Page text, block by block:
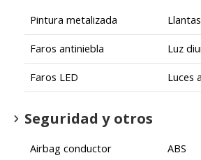
Pintura metalizada
Faros antiniebla Luz
Faros LED Luces
Seguridad y otros
Airbag conductor ABS